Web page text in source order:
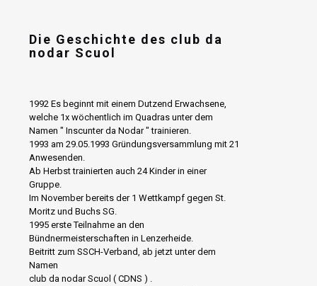
Die Geschichte des club da
nodar Scuol
1992 Es beginnt mit einem Dutzend Erwachsene,
welche 1x wöchentlich im Quadras unter dem
Namen " Inscunter da Nodar " trainieren.
1993 am 29.05.1993 Gründungsversammlung mit 21
Anwesenden.
Ab Herbst trainierten auch 24 Kinder in einer
Gruppe.
Im November bereits der 1 Wettkampf gegen St.
Moritz und Buchs SG.
1995 erste Teilnahme an den
Bündnermeisterschaften in Lenzerheide.
Beitritt zum SSCH-Verband, ab jetzt unter dem
Namen
club da nodar Scuol ( CDNS ) .